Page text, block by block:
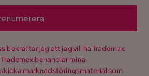
bekräftar jag att jag vill ha Trademax
behandlar mina
marknadsföringsmaterial som